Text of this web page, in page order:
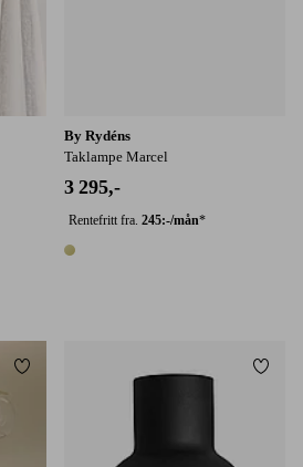
By Rydéns
Taklampe Marcel
3 295,-
Rentefritt fra. 245:-/mån*
1 farge
Legg til favoritter